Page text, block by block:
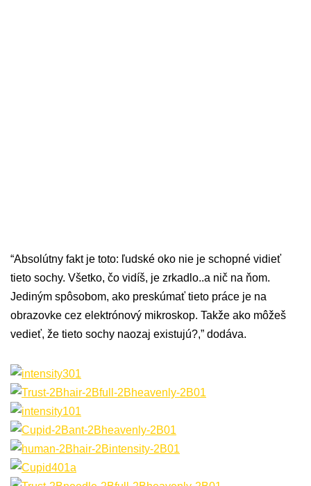
“Absolútny fakt je toto: ľudské oko nie je schopné vidieť
tieto sochy. Všetko, čo vidíš, je zrkadlo..a nič na ňom.
Jediným spôsobom, ako preskúmať tieto práce je na
obrazovke cez elektrónový mikroskop. Takže ako môžeš
vedieť, že tieto sochy naozaj existujú?,” dodáva.